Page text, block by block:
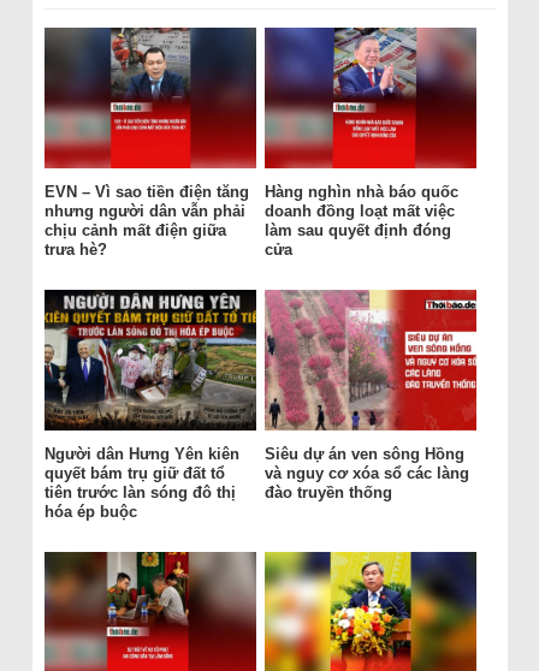
EVN – Vì sao tiền điện tăng
nhưng người dân vẫn phải
chịu cảnh mất điện giữa
trưa hè?
Hàng nghìn nhà báo quốc
doanh đồng loạt mất việc
làm sau quyết định đóng
cửa
Người dân Hưng Yên kiên
quyết bám trụ giữ đất tổ
tiên trước làn sóng đô thị
hóa ép buộc
Siêu dự án ven sông Hồng
và nguy cơ xóa sổ các làng
đào truyền thống